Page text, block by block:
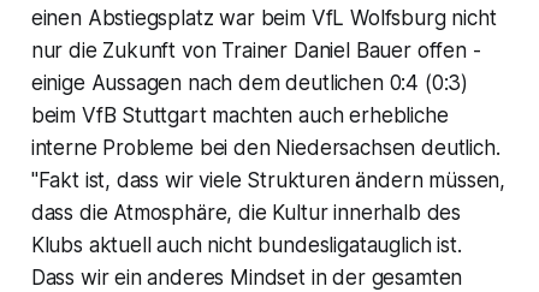
einen Abstiegsplatz war beim VfL Wolfsburg nicht
nur die Zukunft von Trainer Daniel Bauer offen -
einige Aussagen nach dem deutlichen 0:4 (0:3)
beim VfB Stuttgart machten auch erhebliche
interne Probleme bei den Niedersachsen deutlich.
"Fakt ist, dass wir viele Strukturen ändern müssen,
dass die Atmosphäre, die Kultur innerhalb des
Klubs aktuell auch nicht bundesligatauglich ist.
Dass wir ein anderes Mindset in der gesamten